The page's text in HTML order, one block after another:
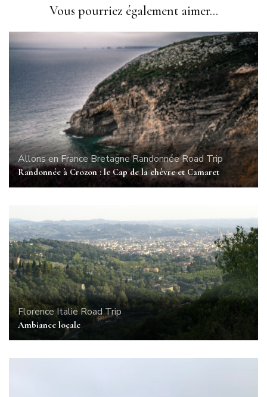
Vous pourriez également aimer...
Allons en France Bretagne RandonnéeRoad Trip
Randonnée à Crozon : le Cap de la chèvre et Camaret
Florence Italie Road Trip
Ambiance locale